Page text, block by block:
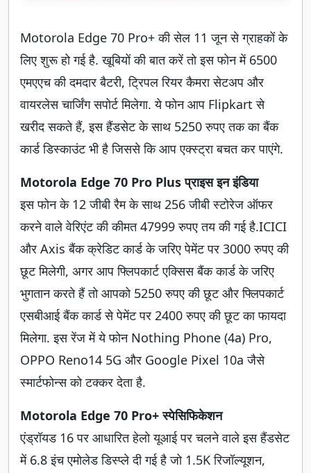
Motorola Edge 70 Pro+ की सेल 11 जून से ग्राहकों के
लिए शुरू हो गई है. खूबियों की बात करें तो इस फोन में 6500
एमएएच की दमदार बैटरी, ट्रिपल रियर कैमरा सेटअप और
वायरलेस चार्जिंग सपोर्ट मिलेगा. ये फोन आप Flipkart से
खरीद सकते हैं, इस हैंडसेट के साथ 5250 रुपए तक का बैंक
कार्ड डिस्काउंट भी है जिससे कि आप एक्स्ट्रा बचत कर पाएंगे.
Motorola Edge 70 Pro Plus प्राइस इन इंडिया
इस फोन के 12 जीबी रैम के साथ 256 जीबी स्टोरेज ऑफर
करने वाले वेरिएंट की कीमत 47999 रुपए तय की गई है.ICICI
और Axis बैंक क्रेडिट कार्ड के जरिए पेमेंट पर 3000 रुपए की
छूट मिलेगी, अगर आप फ्लिपकार्ट एक्सिस बैंक कार्ड के जरिए
भुगतान करते हैं तो आपको 5250 रुपए की छूट और फ्लिपकार्ट
एसबीआई बैंक कार्ड से पेमेंट पर 2400 रुपए की छूट का फायदा
मिलेगा. इस रेंज में ये फोन Nothing Phone (4a) Pro,
OPPO Reno14 5G और Google Pixel 10a जैसे
स्मार्टफोन्स को टक्कर देता है.
Motorola Edge 70 Pro+ स्पेसिफिकेशन
एंड्रॉयड 16 पर आधारित हेलो यूआई पर चलने वाले इस हैंडसेट
में 6.8 इंच एमोलेड डिस्प्ले दी गई है जो 1.5K रिजॉल्यूशन,